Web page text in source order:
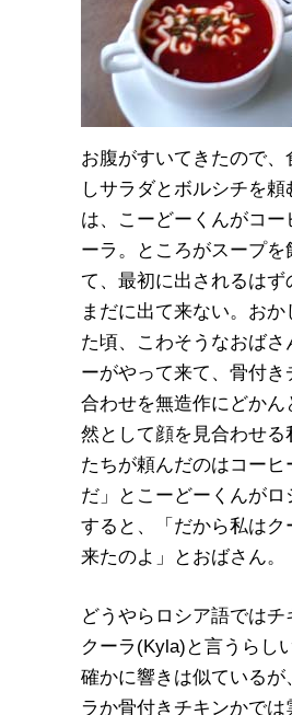
お腹がすいてきたので、
しサラダとボルシチを頼
は、こーどーくんがコー
ーラ。ところがスープを
て、最初に出されるはず
まだに出て来ない。おか
た頃、こわそうなおばさ
ーがやって来て、骨付き
合わせを無造作にどかん
然として顔を見合わせる
たちが頼んだのはコーヒ
だ」とこーどーくんがロ
すると、「だから私はク
来たのよ」とおばさん。
どうやらロシア語ではチ
クーラ(Kyla)と言うらし
確かに響きは似ているが
ラか骨付きチキンかでは